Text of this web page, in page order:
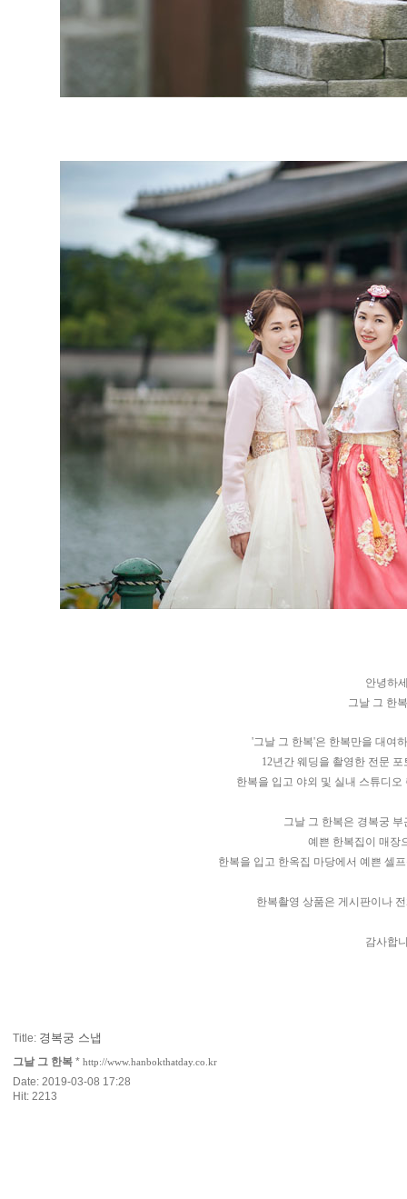
안녕하
그날 그 한
'그날 그 한복'은 한복만을 대여
12년간 웨딩을 촬영한 전문
한복을 입고 야외 및 실내 스튜디
그날 그 한복은 경복궁
예쁜 한복집이 매장
한복을 입고 한옥집 마당에서 예쁜 셀
한복촬영 상품은 게시판이나
감사합
Title: 경복궁 스냅
그날 그 한복 * http://www.hanbokthatday.co.kr
Date: 2019-03-08 17:28
Hit: 2213